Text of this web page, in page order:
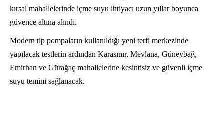
kırsal mahallelerinde içme suyu ihtiyacı uzun yıllar boyunca
güvence altına alındı.
Modern tip pompaların kullanıldığı yeni terfi merkezinde
yapılacak testlerin ardından Karasınır, Mevlana, Güneybağ,
Emirhan ve Gürağaç mahallelerine kesintisiz ve güvenli içme
suyu temini sağlanacak.